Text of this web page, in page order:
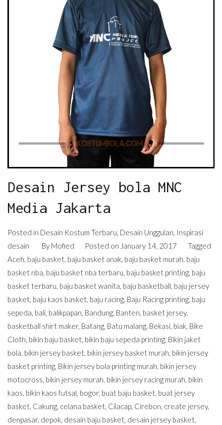
Desain Jersey bola MNC
Media Jakarta
Posted in Desain Kostum Terbaru, Desain Unggulan, Inspirasi
desain
By Mofied Posted on January 14, 2017
Tagged
Aceh, baju basket, baju basket anak, baju basket murah, baju
basket nba, baju basket nba terbaru, baju basket printing, baju
basket terbaru, baju basket wanita, baju basketball, baju jersey
basket, baju kaos basket, baju racing, Baju Racing printing, baju
sepeda, bali, balikpapan, Bandung, Banten, basket jersey,
basketball shirt maker, Batang, Batu malang, Bekasi, biak, Bike
Cloth, bikin baju basket, bikin baju sepeda printing, Bikin jaket
bola, bikin jersey basket, bikin jersey basket murah, bikin jersey
basket printing, Bikin jersey bola printing murah, bikin jersey
motocross, bikin jersey murah, bikin jersey racing murah, bikin
kaos, bikin kaos futsal, bogor, buat baju basket, buat jersey
basket, Cakung, celana basket, Cilacap, Cirebon, create jersey,
denpasar, depok, desain baju basket, desain jersey basket,